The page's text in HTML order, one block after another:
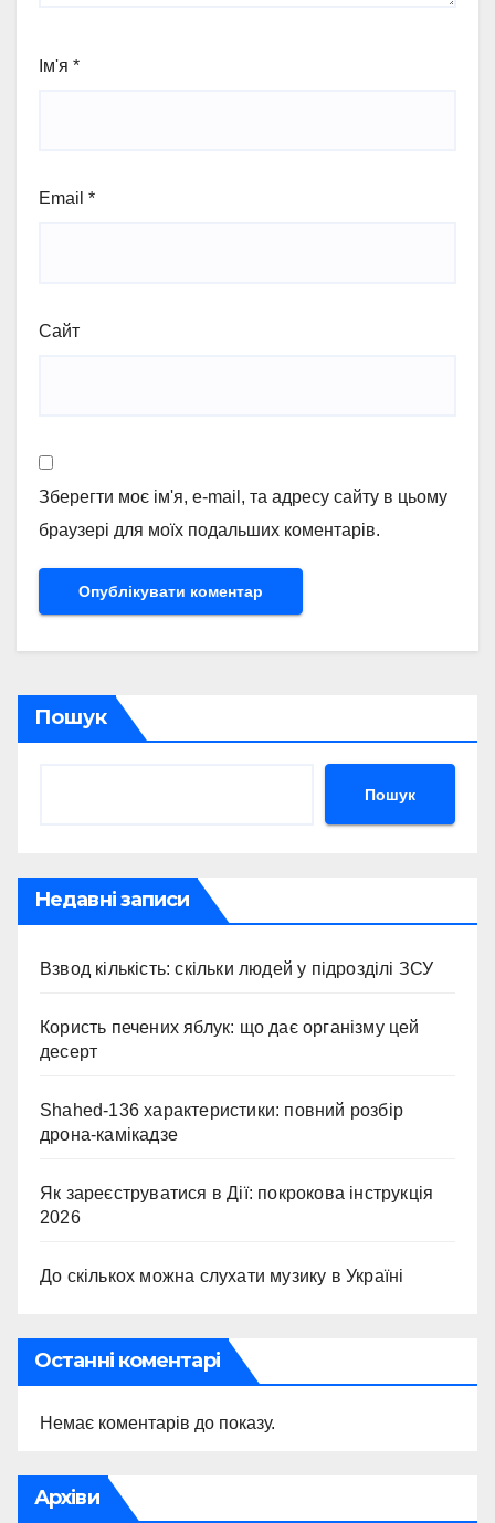
Ім'я *
Email *
Сайт
Зберегти моє ім'я, e-mail, та адресу сайту в цьому
браузері для моїх подальших коментарів.
Пошук
Пошук
Недавні записи
Взвод кількість: скільки людей у підрозділі ЗСУ
Користь печених яблук: що дає організму цей
десерт
Shahed-136 характеристики: повний розбір
дрона-камікадзе
Як зареєструватися в Дії: покрокова інструкція
2026
До скількох можна слухати музику в Україні
Останні коментарі
Немає коментарів до показу.
Архіви